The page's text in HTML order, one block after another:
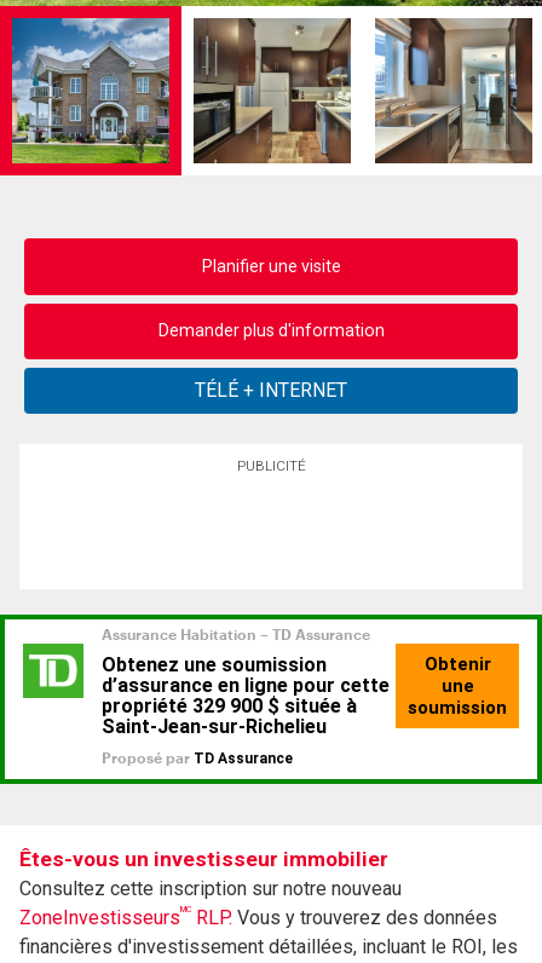
Planifier une visite
Demander plus d'information
PUBLICITÉ
Êtes-vous un investisseur immobilier
Consultez cette inscription sur notre nouveau
ZoneInvestisseursMC RLP. Vous y trouverez des données
financières d'investissement détaillées, incluant le ROI, les